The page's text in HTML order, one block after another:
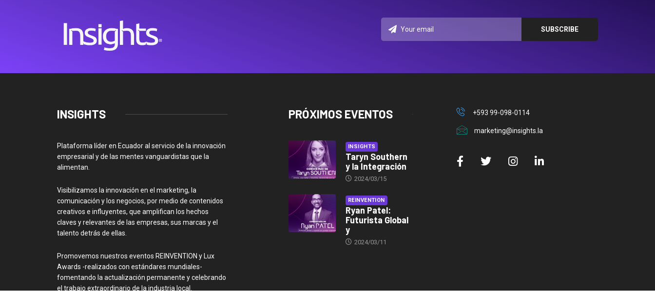
INSIGHTS
Plataforma líder en Ecuador al servicio de la innovación
empresarial y de las mentes vanguardistas que la
alimentan.
Visibilizamos la innovación en el marketing, la
comunicación y los negocios, por medio de contenidos
creativos e influyentes, que amplifican los hechos
claves y relevantes de las empresas, sus marcas y el
talento detrás de ellas.
Promovemos nuestros eventos REINVENTION y Lux
Awards -realizados con estándares mundiales-
fomentando la actualización permanente y celebrando
el trabajo extraordinario de la industria local.
PRÓXIMOS EVENTOS
INSIGHTS
Taryn Southern
y la Integración
2024/03/15
REINVENTION
Ryan Patel:
Futurista Global
y
2024/03/11
+593 99-098-0114
marketing@insights.la